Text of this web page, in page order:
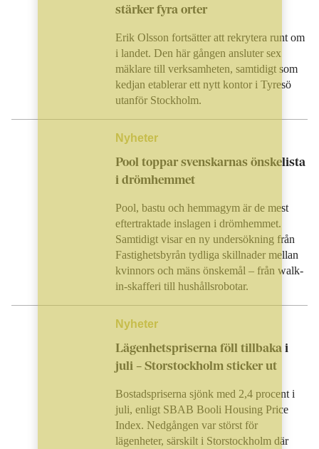
stärker fyra orter
Erik Olsson fortsätter att rekrytera runt om
i landet. Den här gången ansluter sex
mäklare till verksamheten, samtidigt som
kedjan etablerar ett nytt kontor i Tyresö
utanför Stockholm.
Nyheter
Pool toppar svenskarnas önskelista
i drömhemmet
Pool, bastu och hemmagym är de mest
eftertraktade inslagen i drömhemmet.
Samtidigt visar en ny undersökning från
Fastighetsbyrån tydliga skillnader mellan
kvinnors och mäns önskemål – från walk-
in-skafferi till hushållsrobotar.
Nyheter
Lägenhetspriserna föll tillbaka i
juli – Storstockholm sticker ut
Bostadspriserna sjönk med 2,4 procent i
juli, enligt SBAB Booli Housing Price
Index. Nedgången var störst för
lägenheter, särskilt i Storstockholm där